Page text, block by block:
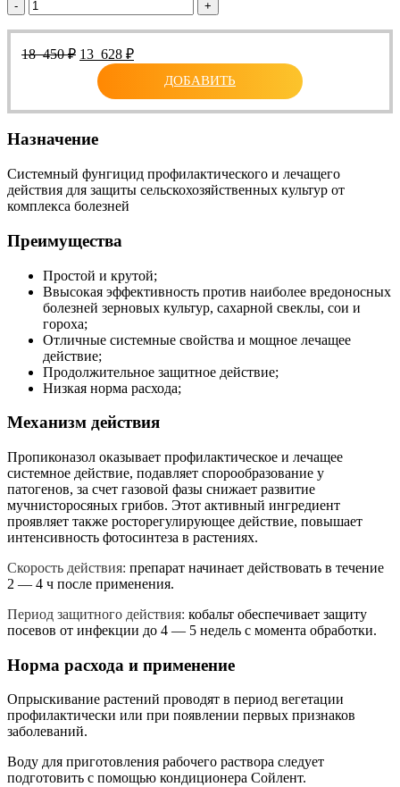
- +
18 450₽ Первоначальная
цена
составляла
450 ₽.
13 628 ₽Текущая
цена:
628 ₽.
ДОБАВИТЬ
Назначение
Системный фунгицид профилактического и лечащего
действия для защиты сельскохозяйственных культур от
комплекса болезней
Преимущества
Простой и крутой;
Ввысокая эффективность против наиболее вредоносных
болезней зерновых культур, сахарной свеклы, сои и
гороха;
Отличные системные свойства и мощное лечащее
действие;
Продолжительное защитное действие;
Низкая норма расхода;
Механизм действия
Пропиконазол оказывает профилактическое и лечащее
системное действие, подавляет спорообразование у
патогенов, за счет газовой фазы снижает развитие
мучнисторосяных грибов. Этот активный ингредиент
проявляет также росторегулирующее действие, повышает
интенсивность фотосинтеза в растениях.
Скорость действия: препарат начинает действовать в течение
2 — 4 ч после применения.
Период защитного действия: кобальт обеспечивает защиту
посевов от инфекции до 4 — 5 недель с момента обработки.
Норма расхода и применение
Опрыскивание растений проводят в период вегетации
профилактически или при появлении первых признаков
заболеваний.
Воду для приготовления рабочего раствора следует
подготовить с помощью кондиционера Сойлент.